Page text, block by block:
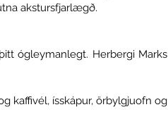
akstursfjarlægð.
ógleymanlegt. Herbergi Marks
kaffivél, ísskápur, örbylgjuofn og